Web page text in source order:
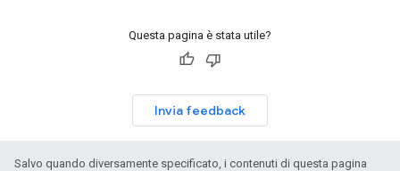
Questa pagina è stata utile?
Invia feedback
Salvo quando diversamente specificato, i contenuti di questa pagina